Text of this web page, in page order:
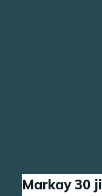
Markay 30